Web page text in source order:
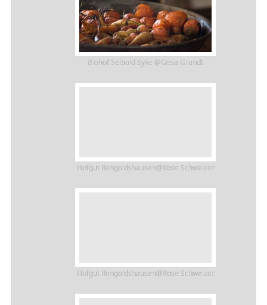
Biohof Seibold Syke @Gesa Grandt
Hofgut Rengoldshausen@Rose Schweizer
Hofgut Rengoldshausen@Rose Schweizer